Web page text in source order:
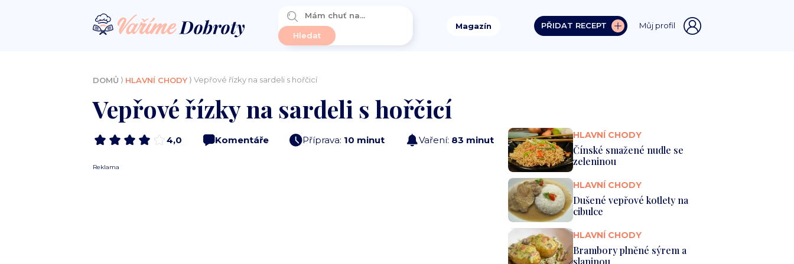
Magazín PŘIDAT RECEPT Můj profil
DOMŮ ⟩ HLAVNÍ CHODY⟩ Vepřové řízky na sardeli s hořčicí
Vepřové řízky na sardeli s hořčicí
4,0 Komentáře Příprava: 10 minut Vaření: 83 minut
Reklama
HLAVNÍ CHODY
Čínské smažené nudle se
zeleninou
HLAVNÍ CHODY
Dušené vepřové kotlety na
cibulce
HLAVNÍ CHODY
Brambory plněné sýrem a
slaninou